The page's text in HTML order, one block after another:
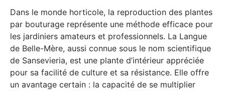
Dans le monde horticole, la reproduction des plantes
par bouturage représente une méthode efficace pour
les jardiniers amateurs et professionnels. La Langue
de Belle-Mère, aussi connue sous le nom scientifique
de Sansevieria, est une plante d’intérieur appréciée
pour sa facilité de culture et sa résistance. Elle offre
un avantage certain : la capacité de se multiplier